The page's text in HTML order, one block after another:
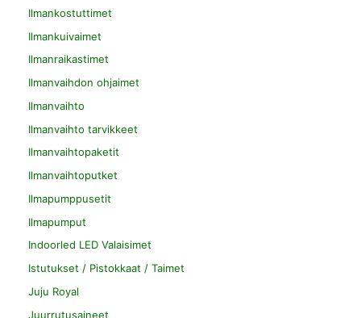
Ilmankostuttimet
Ilmankuivaimet
Ilmanraikastimet
Ilmanvaihdon ohjaimet
Ilmanvaihto
Ilmanvaihto tarvikkeet
Ilmanvaihtopaketit
Ilmanvaihtoputket
Ilmapumppusetit
Ilmapumput
Indoorled LED Valaisimet
Istutukset / Pistokkaat / Taimet
Juju Royal
Juurrutusaineet